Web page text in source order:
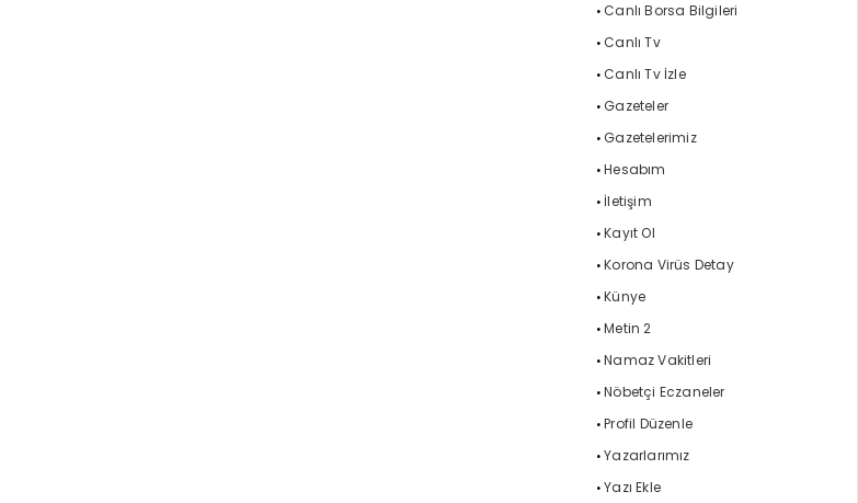
Canlı Borsa Bilgileri
Canlı Tv
Canlı Tv İzle
Gazeteler
Gazetelerimiz
Hesabım
İletişim
Kayıt Ol
Korona Virüs Detay
Künye
Metin 2
Namaz Vakitleri
Nöbetçi Eczaneler
Profil Düzenle
Yazarlarımız
Yazı Ekle